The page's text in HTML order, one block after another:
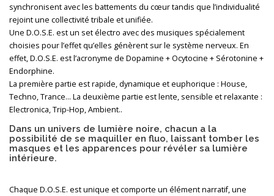
synchronisent avec les battements du cœur tandis que l’individualité
rejoint une collectivité tribale et unifiée.
Une D.O.S.E. est un set électro avec des musiques spécialement
choisies pour l’effet qu’elles génèrent sur le système nerveux. En
effet, D.O.S.E. est l’acronyme de Dopamine + Ocytocine + Sérotonine +
Endorphine.
La première partie est rapide, dynamique et euphorique : House,
Techno, Trance… La deuxième partie est lente, sensible et relaxante :
Electronica, Trip-Hop, Ambient..
Dans un univers de lumière noire, chacun a la
possibilité de se maquiller en fluo, laissant tomber les
masques et les apparences pour révéler sa lumière
intérieure.
Chaque D.O.S.E. est unique et comporte un élément narratif, une